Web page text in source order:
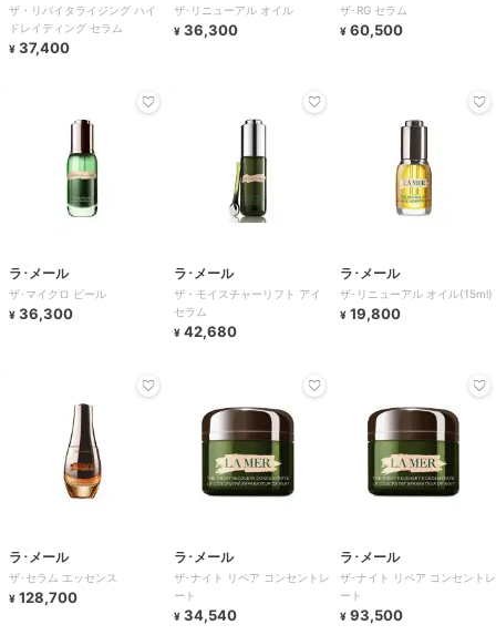
ザ・リバイタライジング ハイ
ドレイティング セラム
¥ 37,400
ザ･リニューアル オイル
¥ 36,300
ザ･RG セラム
¥ 60,500
ラ･メール
ザ･マイクロ ピール
¥ 36,300
ラ･メール
ザ・モイスチャーリフト アイ
セラム
¥ 42,680
ラ･メール
ザ･リニューアル オイル(15ml)
¥ 19,800
ラ･メール
ザ･セラム エッセンス
¥ 128,700
ラ･メール
ザ･ナイト リペア コンセントレ
ート
¥ 34,540
ラ･メール
ザ･ナイト リペア コンセントレ
ート
¥ 93,500